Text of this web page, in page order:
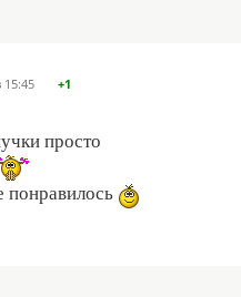
+1
просто
понравилось